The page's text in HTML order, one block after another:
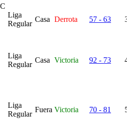
Liga
Regular
Casa Derrota 57 - 63
Liga
Regular
Casa Victoria 92 - 73
Liga
Regular
Fuera Victoria 70 - 81